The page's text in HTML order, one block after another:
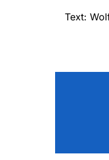
Text: